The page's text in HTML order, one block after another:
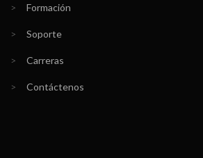
> Formación
> Soporte
> Carreras
> Contáctenos